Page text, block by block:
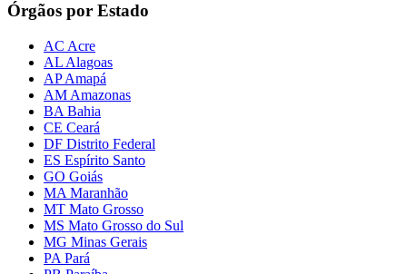
Órgãos por Estado
AC Acre
AL Alagoas
AP Amapá
AM Amazonas
BA Bahia
CE Ceará
DF Distrito Federal
ES Espírito Santo
GO Goiás
MA Maranhão
MT Mato Grosso
MS Mato Grosso do Sul
MG Minas Gerais
PA Pará